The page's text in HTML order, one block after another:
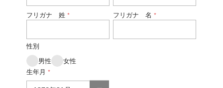
フリガナ 姓 * フリガナ 名 *
性別
男性
女性
生年月 *